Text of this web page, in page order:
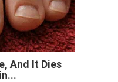
And It Dies